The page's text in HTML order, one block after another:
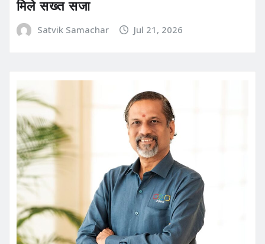
मिले सख्त सजा
Satvik Samachar Jul 21, 2026